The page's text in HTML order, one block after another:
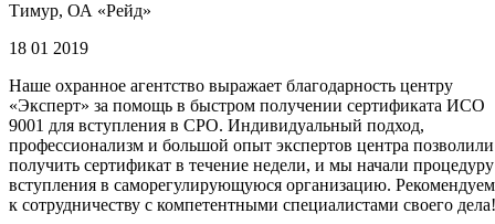
Тимур, ОА «Рейд»
18 01 2019
Наше охранное агентство выражает благодарность центру
«Эксперт» за помощь в быстром получении сертификата ИСО
9001 для вступления в СРО. Индивидуальный подход,
профессионализм и большой опыт экспертов центра позволили
получить сертификат в течение недели, и мы начали процедуру
вступления в саморегулирующуюся организацию. Рекомендуем
к сотрудничеству с компетентными специалистами своего дела!